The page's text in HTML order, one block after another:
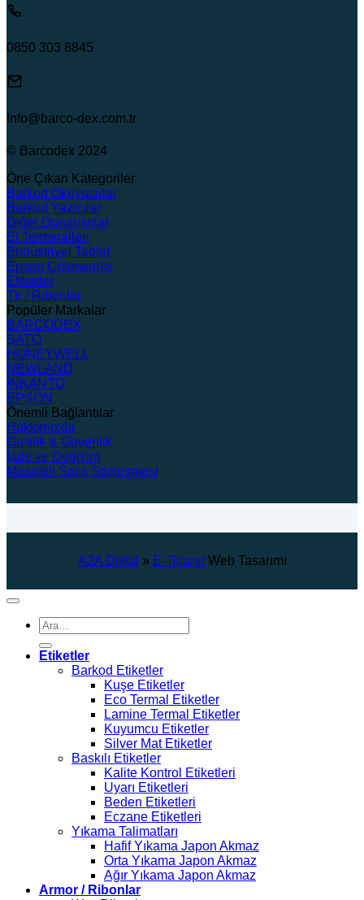
0850 303 8845
Info@barco-dex.com.tr
© Barcodex 2024
Öne Çıkan Kategoriler
Barkod Okuyucular
Barkod Yazıcılar
Diğer Donanımlar
El Terminalleri
Endüstriyel Tablet
Epson Colorworks
Etiketler
Ttr / Ribonlar
Popüler Markalar
BARCODEX
SATO
HONEYWELL
NEWLAND
İNKANTO
EPSON
Önemli Bağlantılar
Hakkımızda
Gizlilik & Güvenlik
İade ve Değişim
Mesafeli Satış Sözleşmesi
A2A Dijital » E-TicaretWeb Tasarımı
Ara:
Etiketler
Barkod Etiketler
Kuşe Etiketler
Eco Termal Etiketler
Lamine Termal Etiketler
Kuyumcu Etiketler
Silver Mat Etiketler
Baskılı Etiketler
Kalite Kontrol Etiketleri
Uyarı Etiketleri
Beden Etiketleri
Eczane Etiketleri
Yıkama Talimatları
Hafif Yıkama Japon Akmaz
Orta Yıkama Japon Akmaz
Ağır Yıkama Japon Akmaz
Armor / Ribonlar